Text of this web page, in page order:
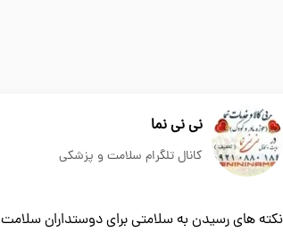
نی نی نما
کانال تلگرام سلامت و پزشکی
نکته های رسیدن به سلامتی برای دوستداران سلامت